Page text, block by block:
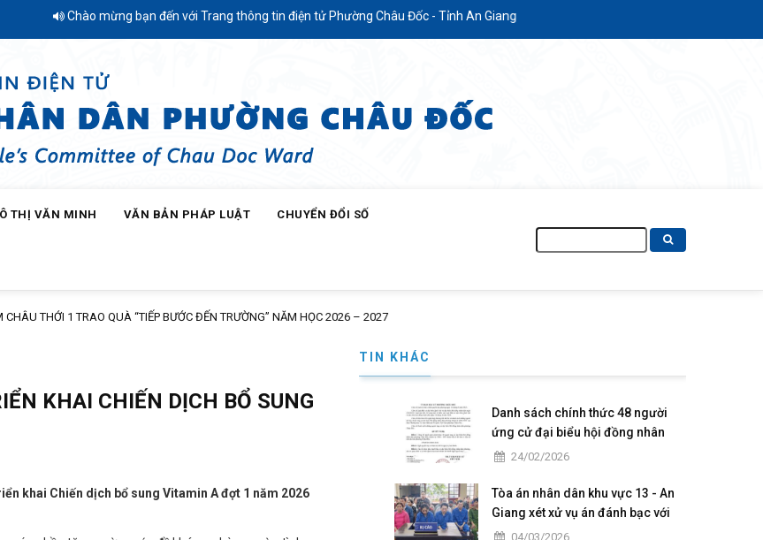
Chào mừng bạn đến với Trang thông tin điện tử Phường Châu Đốc - Tỉnh An Giang
THỊ VĂN MINH VĂN BẢN PHÁP LUẬT CHUYỂN ĐỔI SỐ
kiếm
1 TRAO QUÀ “TIẾP BƯỚC ĐẾN TRƯỜNG” NĂM HỌC 2026 – 2027
KHAI CHIẾN DỊCH BỔ SUNG
khai Chiến dịch bổ sung Vitamin A đợt 1 năm 2026
TIN KHÁC
Danh sách chính thức 48 người
ứng cử đại biểu hội đồng nhân
dân của phường Châu Đốc nhiệm
24/02/2026
Tòa án nhân dân khu vực 13 - An
Giang xét xử vụ án đánh bạc với
số tiền giao dịch hơn 4,9 tỷ đồng
04/03/2026